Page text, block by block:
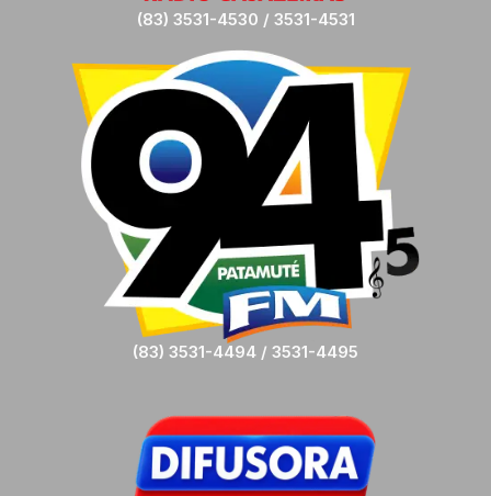
(83) 3531-4530 / 3531-4531
(83) 3531-4494 / 3531-4495